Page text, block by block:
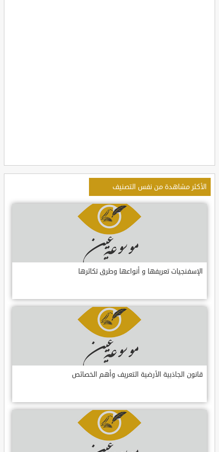
الأكثر مشاهدة من نفس التصنيف
الإسفنجيات تعريفها و أنواعها وطرق تكاثرها
قانون الجاذبية الأرضية التعريف وأهم الخصائص